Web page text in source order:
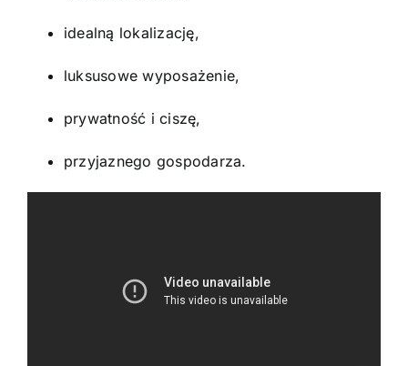
idealną lokalizację,
luksusowe wyposażenie,
prywatność i ciszę,
przyjaznego gospodarza.